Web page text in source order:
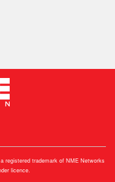
registered trademark of NME Networks
licence.